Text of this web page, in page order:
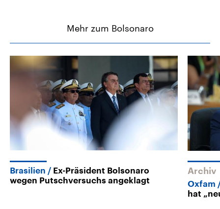
Mehr zum Bolsonaro
Brasilien
Ex-Präsident Bolsonaro
wegen Putschversuchs angeklagt
Archiv
Oxfam
hat